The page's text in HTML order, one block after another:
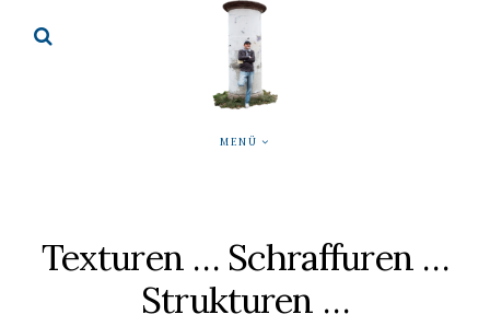
MENÜ
Texturen … Schraffuren …
Strukturen …